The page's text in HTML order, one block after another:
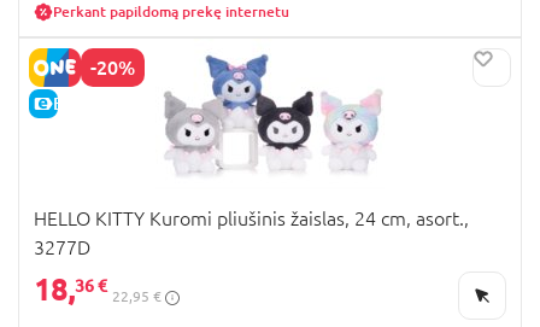
Perkant papildomą prekę internetu
-20%
E-KAINA
HELLO KITTY Kuromi pliušinis žaislas, 24 cm, asort.,
3277D
18,36 €
22,95 €